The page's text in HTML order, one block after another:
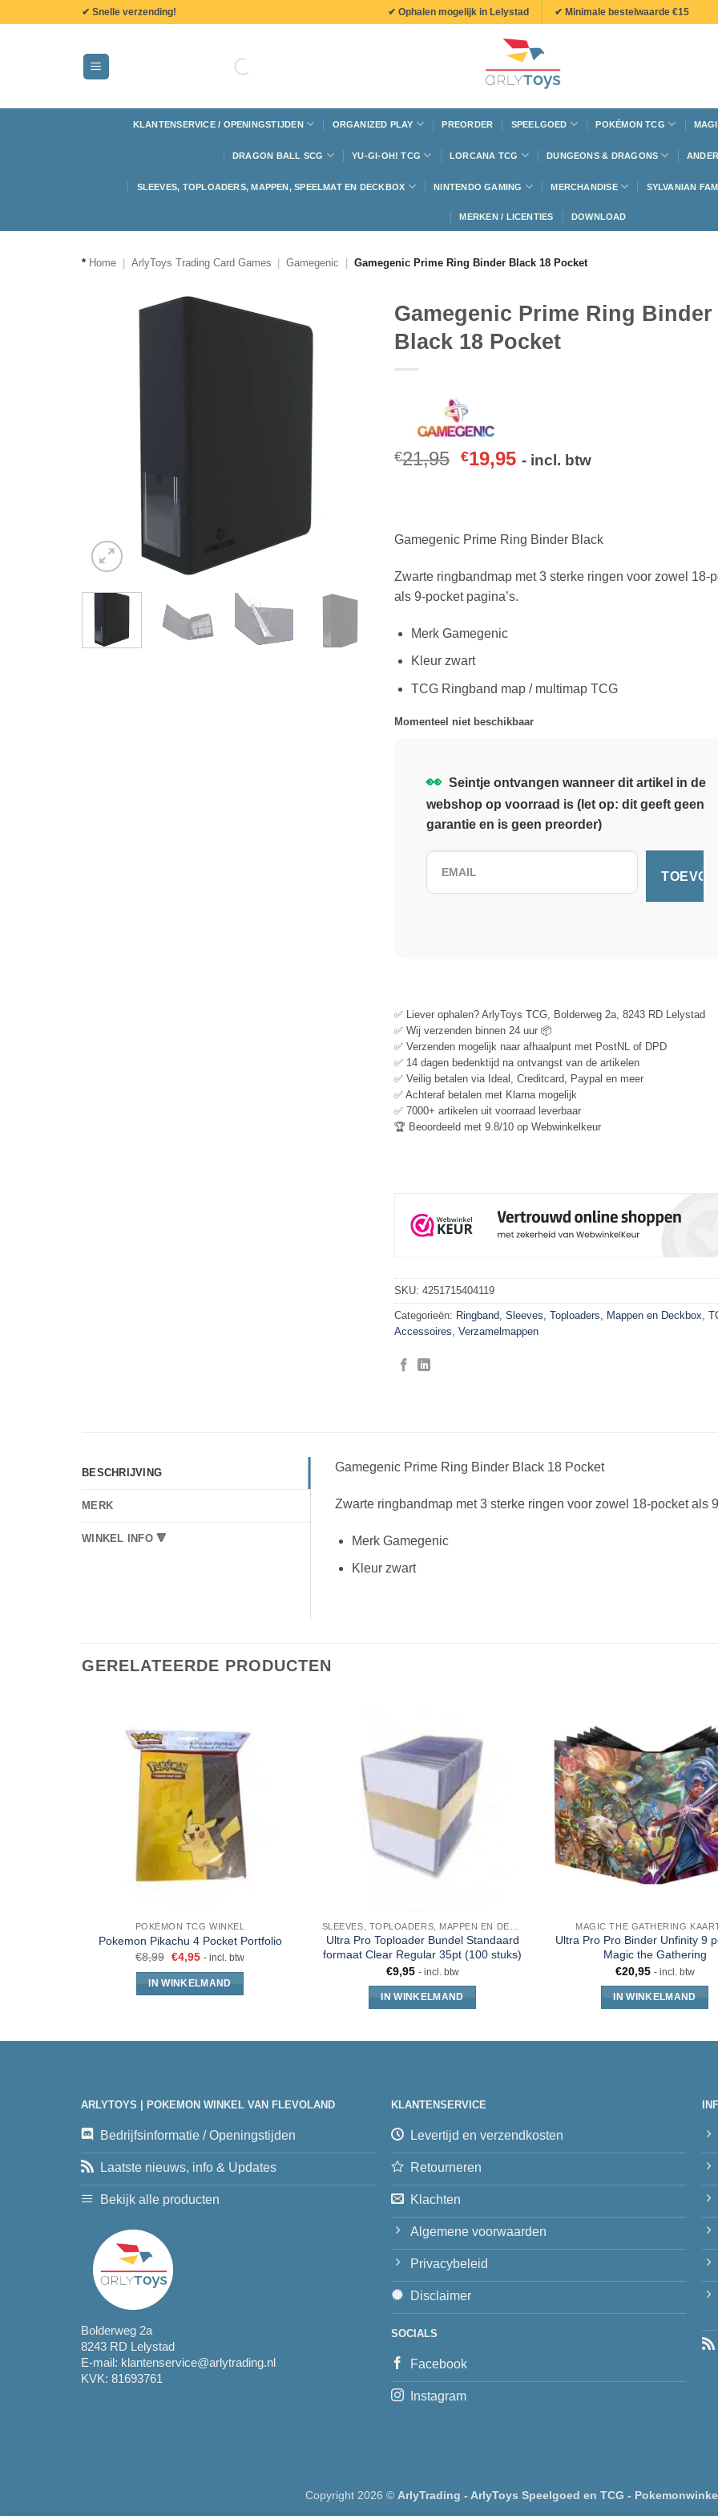
✔ Snelle verzending! ✔ Ophalen mogelijk in Lelystad ✔ Minimale bestelwaarde €15
KLANTENSERVICE / OPENINGSTIJDEN ORGANIZED PLAY PREORDER SPEELGOED POKÉMON TCG
DRAGON BALL SCG YU-GI-OH! TCG LORCANA TCG DUNGEONS & DRAGONS
SLEEVES, TOPLOADERS, MAPPEN, SPEELMAT EN DECKBOX NINTENDO GAMING MERCHANDISE SYLVANIAN
MERKEN / LICENTIES DOWNLOAD
* Home ArlyToys Trading Card Games Gamegenic Gamegenic Prime Ring Binder Black 18 Pocket
Gamegenic Prime Ring Binder
Black 18 Pocket
€21,95 €19,95 - incl. btw
Gamegenic Prime Ring Binder Black
Zwarte ringbandmap met 3 sterke ringen voor zowel 18-
als 9-pocket pagina’s.
Merk Gamegenic
Kleur zwart
TCG Ringband map / multimap TCG
Momenteel niet beschikbaar
👀 Seintje ontvangen wanneer dit artikel in de
webshop op voorraad is (let op: dit geeft geen
garantie en is geen preorder)
✅ Liever ophalen? ArlyToys TCG, Bolderweg 2a, 8243 RD Lelystad
✅ Wij verzenden binnen 24 uur 📦
✅ Verzenden mogelijk naar afhaalpunt met PostNL of DPD
✅ 14 dagen bedenktijd na ontvangst van de artikelen
✅ Veilig betalen via Ideal, Creditcard, Paypal en meer
✅ Achteraf betalen met Klarna mogelijk
✅ 7000+ artikelen uit voorraad leverbaar
🏆 Beoordeeld met 9.8/10 op Webwinkelkeur
SKU: 4251715404119
Categorieën: Ringband, Sleeves, Toploaders, Mappen en Deckbox,
Accessoires, Verzamelmappen
BESCHRIJVING
MERK
WINKEL INFO 🔻
Gamegenic Prime Ring Binder Black 18 Pocket
Zwarte ringbandmap met 3 sterke ringen voor zowel 18-pocket als
Merk Gamegenic
Kleur zwart
GERELATEERDE PRODUCTEN
POKÉMON TCG WINKEL
Pokemon Pikachu 4 Pocket Portfolio
€8,99 €4,95 - incl. btw
IN WINKELMAND
Ultra Pro Toploader Bundel Standaard
formaat Clear Regular 35pt (100 stuks)
€9,95 - incl. btw
IN WINKELMAND
MAGIC THE GATHERING
Ultra Pro Pro Binder Unfinity 9
Magic the Gathering
€20,95 - incl. btw
IN WINKELMAND
ARLYTOYS | POKEMON WINKEL VAN FLEVOLAND
Bedrijfsinformatie / Openingstijden
Laatste nieuws, info & Updates
Bekijk alle producten
Bolderweg 2a
8243 RD Lelystad
E-mail: klantenservice@arlytrading.nl
KVK: 81693761
KLANTENSERVICE
Levertijd en verzendkosten
Retourneren
Klachten
Algemene voorwaarden
Privacybeleid
Disclaimer
SOCIALS
Facebook
Instagram
Copyright 2026 © ArlyTrading - ArlyToys Speelgoed en TCG -